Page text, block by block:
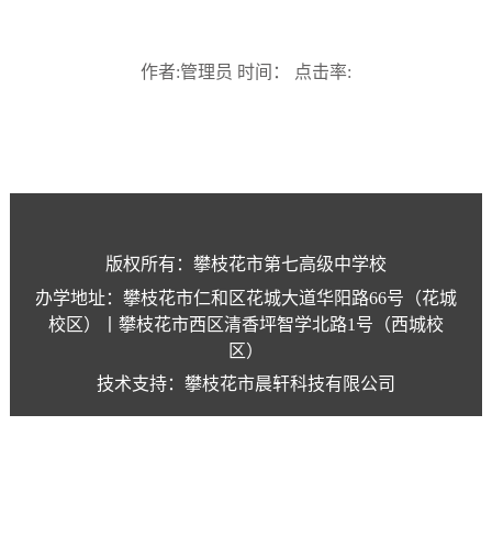
作者:管理员 时间： 点击率:
版权所有：攀枝花市第七高级中学校
办学地址：攀枝花市仁和区花城大道华阳路66号（花城
校区）丨攀枝花市西区清香坪智学北路1号（西城校
区）
技术支持：攀枝花市晨轩科技有限公司